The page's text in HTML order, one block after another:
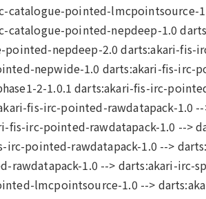
catalogue-pointed-lmcpointsource-
catalogue-pointed-nepdeep-1.0
pointed-nepdeep-2.0 darts:akari-fis-
nepwide-1.0 darts:akari-fis-irc-
2-1.0.1 darts:akari-fis-irc-
fis-irc-pointed-rawdatapack-1.0
fis-irc-pointed-rawdatapack-1.0 -->
irc-pointed-rawdatapack-1.0 -->
rawdatapack-1.0 --> darts:akari-
lmcpointsource-1.0 -->